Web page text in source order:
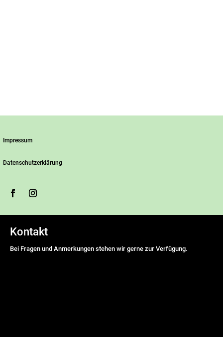
Impressum
Datenschutzerklärung
Kontakt
Bei Fragen und Anmerkungen stehen wir gerne zur Verfügung.